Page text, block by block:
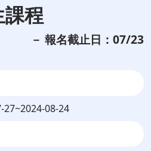
程
－ 報名截止日：07/23
27~2024-08-24